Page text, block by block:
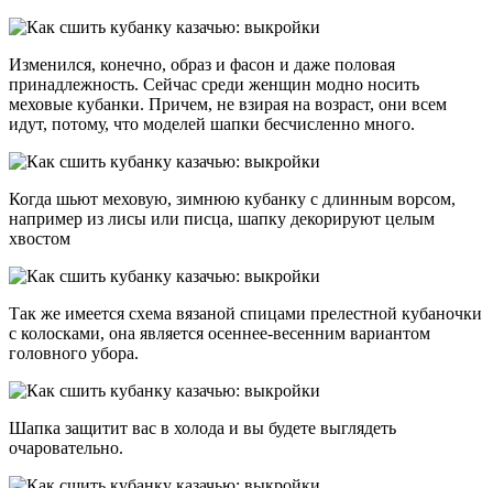
Изменился, конечно, образ и фасон и даже половая
принадлежность. Сейчас среди женщин модно носить
меховые кубанки. Причем, не взирая на возраст, они всем
идут, потому, что моделей шапки бесчисленно много.
Когда шьют меховую, зимнюю кубанку с длинным ворсом,
например из лисы или писца, шапку декорируют целым
хвостом
Так же имеется схема вязаной спицами прелестной кубаночки
с колосками, она является осеннее-весенним вариантом
головного убора.
Шапка защитит вас в холода и вы будете выглядеть
очаровательно.